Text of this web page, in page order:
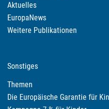
Aktuelles
EuropaNews
Weitere Publikationen
Sonstiges
Themen
Die Europäische Garantie für